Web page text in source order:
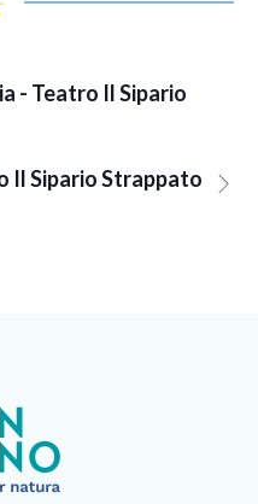
- Teatro Il Sipario
Il Sipario Strappato